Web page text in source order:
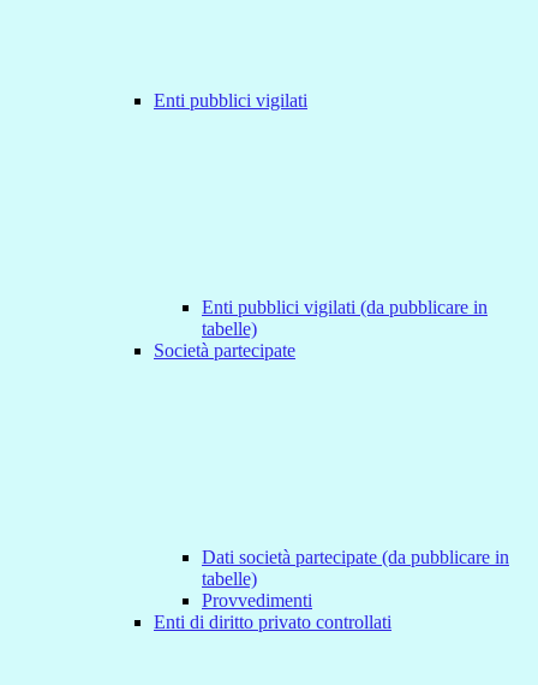
Enti pubblici vigilati
Enti pubblici vigilati (da pubblicare in
tabelle)
Società partecipate
Dati società partecipate (da pubblicare in
tabelle)
Provvedimenti
Enti di diritto privato controllati